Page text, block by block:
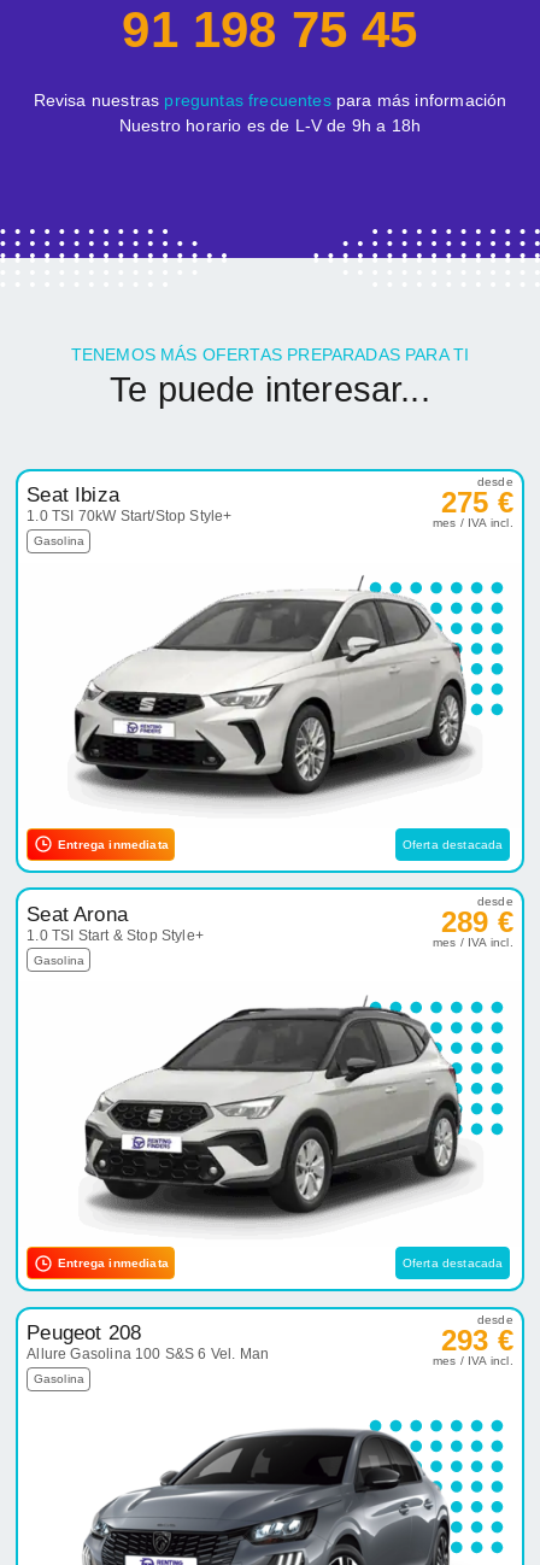
91 198 75 45
Revisa nuestras preguntas frecuentespara más información
Nuestro horario es de L-V de 9h a 18h
TENEMOS MÁS OFERTAS PREPARADAS PARA TI
Te puede interesar...
Seat Ibiza
1.0 TSI 70kW Start/Stop Style+
Gasolina
desde
275 €
mes / IVA incl.
Entrega inmediata Oferta destacada
Seat Arona
1.0 TSI Start & Stop Style+
Gasolina
desde
289 €
mes / IVA incl.
Entrega inmediata Oferta destacada
Peugeot 208
Allure Gasolina 100 S&S 6 Vel. Man
Gasolina
desde
293 €
mes / IVA incl.